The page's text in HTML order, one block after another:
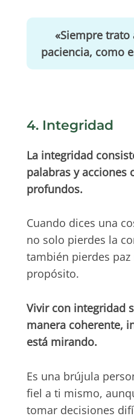
«Siempre trato
paciencia, como
4. Integridad
La integridad
palabras y acciones
profundos.
Cuando dices una
no solo pierdes la
también pierdes
propósito.
Vivir con integridad
manera coherente,
está mirando.
Es una brújula
fiel a ti mismo,
tomar decisiones